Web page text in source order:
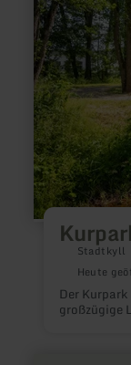
Stadtkyll
Heute
Der
großzügige